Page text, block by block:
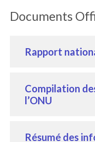
Documents
Rapport
Compilation
l’ONU
Résumé des